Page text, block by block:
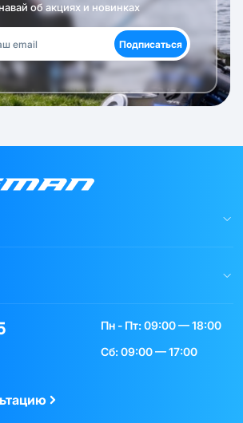
об акциях и новинках
Подписаться
Пн - Пт: 09:00 — 18:00
Сб: 09:00 — 17:00